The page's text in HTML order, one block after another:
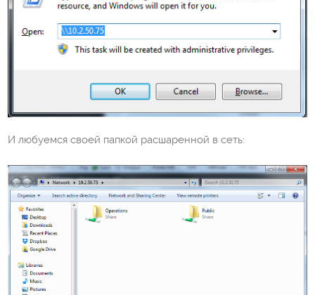
И любуемся своей папкой расшаренной в сеть: